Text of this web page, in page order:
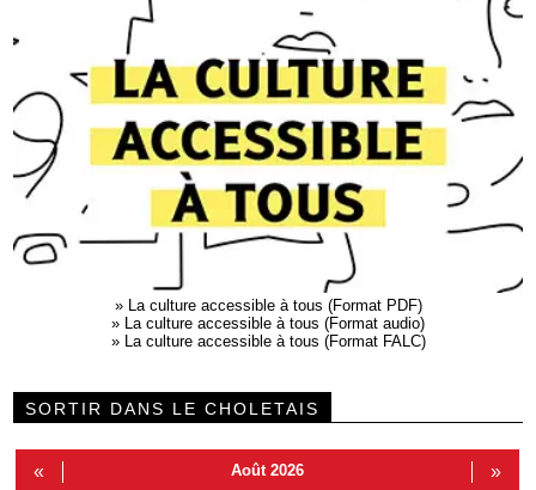
» La culture accessible à tous (Format PDF)
» La culture accessible à tous (Format audio)
» La culture accessible à tous (Format FALC)
SORTIR DANS LE CHOLETAIS
« Août 2026 »